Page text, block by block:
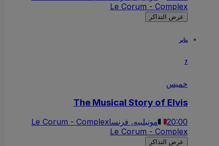
Le Corum - Complex
عرض التذاكر
يناير
خميس
The Musical Story of Elvis
20:00 مونبلييه, فرنساLe Corum - Complex
Le Corum - Complex
عرض التذاكر